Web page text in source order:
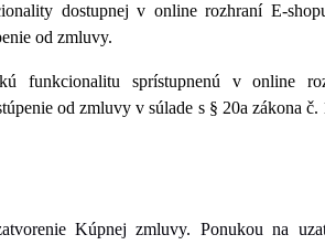
dostupnej v online rozhraní E-
od zmluvy.
funkcionalitu sprístupnenú v online
od zmluvy v súlade s § 20a zákona
Kúpnej zmluvy. Ponukou na